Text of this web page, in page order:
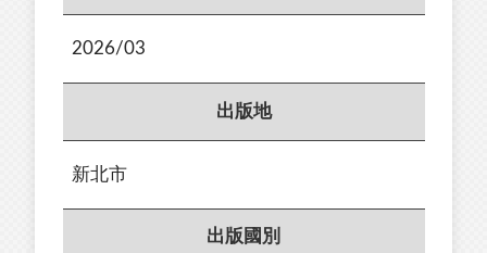
2026/03
出版地
新北市
出版國別